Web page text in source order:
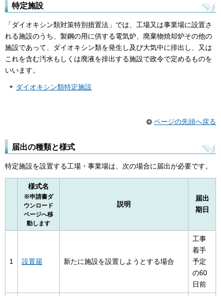
特定施設
「ダイオキシン類対策特別措置法」では、工場又は事業場に設置さ
れる施設のうち、製鋼の用に供する電気炉、廃棄物焼却炉その他の
施設であって、ダイオキシン類を発生し及び大気中に排出し、又は
これを含む汚水もしくは廃液を排出する施設で政令で定めるものを
いいます。
ダイオキシン類特定施設
ページの先頭へ戻る
届出の種類と様式
特定施設を設置する工場・事業場は、次の場合に届出が必要です。
様式名
※申請書ダ
ウンロード
ページへ移
動します
説明
届出
期日
1 設置届 新たに施設を設置しようとする場合
工事
着手
予定
の60
日前